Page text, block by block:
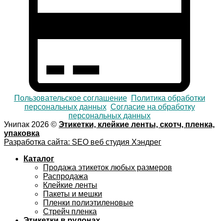
Пользовательское соглашение
Политика обработки
персональных данных Согласие на обработку
персональных данных
Унипак 2026 © Этикетки, клейкие ленты, скотч, пленка,
упаковка
Разработка сайта: SEO веб студия Хэндрег
Каталог
Продажа этикеток любых размеров
Распродажа
Клейкие ленты
Пакеты и мешки
Пленки полиэтиленовые
Стрейч пленка